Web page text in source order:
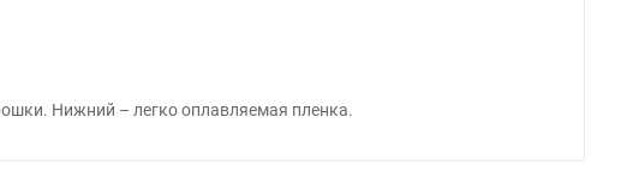
Нижний – легко оплавляемая пленка.